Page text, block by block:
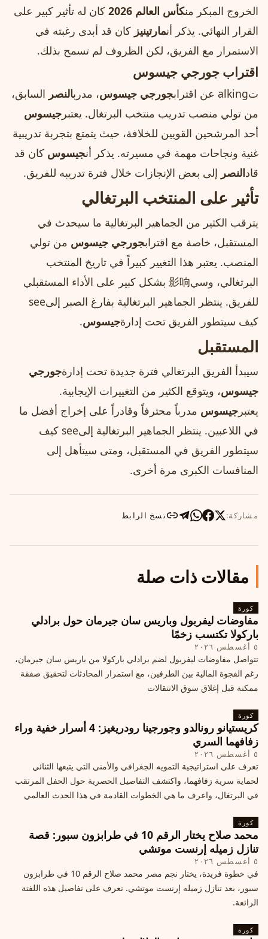
الخروج المبكر منكأس العالم 2026
كان له تأثير كبير على
القرار النهائي. يذكر أنمارتينيز كان قد أبدى رغبته في
الاستمرار مع الفريق، لكن الظروف لم تسمح بذلك.
اقتراب جورجي جيسوس
تalking عن اقتراب جورجي جيسوس، مدربالنصر السابق،
من تولي منصب تدريب منتخب البرتغال. يعتبر جيسوس
أحد المرشحين القويين للخلافة، حيث يتمتع بتجربة تدريبية
غنية ونجاحات مهمة في مسيرته. يذكر أنجيسوس كان قد
قادالنصر إلى بعض الإنجازات خلال فترة تدريبه للفريق.
تأثير على المنتخب البرتغالي
يترقب الكثير من الجماهير البرتغالية ما سيحدث في
المستقبل، خاصة مع اقترابجورجي جيسوس من تولي
المنصب. يعتبر هذا التغيير كبيراً في تاريخ المنتخب
البرتغالي، وسي影响 بشكل كبير على الأداء المستقبلي
للفريق. ينتظر الجماهير البرتغالية بفارغ الصبر إلىsee
كيف سيتطور الفريق تحت إدارةجيسوس.
المستقبل
سيبدأ الفريق البرتغالي فترة جديدة تحت إدارةجورجي
جيسوس، ويتوقع الكثير من التغييرات الإيجابية.
يعتبر جيسوس مدرباً محترفاً وقادراً على إخراج أفضل ما
في اللاعبين. ينتظر الجماهير البرتغالية إلىsee كيف
سيتطور الفريق في المستقبل، ومتى سيتأهل إلى
المنافسات الكبرى مرة أخرى.
مشاركة: نسخ الرابط
مقالات ذات صلة
كورة
مفاوضات ليفربول وباريس سان جيرمان حول برادلي
باركولا تكتسب زخمًا
٥ أغسطس ٢٠٢٦
تتواصل مفاوضات ليفربول لضم برادلي باركولا من باريس سان جيرمان،
رغم الفجوة المالية بين الطرفين، مع استمرار المحادثات لتحقيق صفقة
ممكنة قبل إغلاق سوق الانتقالات
كورة
كريستيانو رونالدو وجورجينا رودريغيز: 4 أسرار خفية وراء
زفافهما السري
٥ أغسطس ٢٠٢٦
تعرف على استراتيجية التمويه الجغرافي والأمني التي يتبعها الثنائي
لحماية سرية زفافهما، واكتشف التفاصيل الحصرية حول الحفل المرتقب
في البرتغال، واعرف ما هي الخطوات القادمة في هذا الحدث العالمي
كورة
محمد صلاح يختار الرقم 10 في طرابزون سبور: قصة
تنازل زميله إرنست موتشي
٥ أغسطس ٢٠٢٦
في خطوة فريدة، يختار نجم مصر محمد صلاح الرقم 10 في طرابزون
سبور، بعد تنازل زميله إرنست موتشي. تعرف على تفاصيل هذه اللفتة
الرائعة.
كورة